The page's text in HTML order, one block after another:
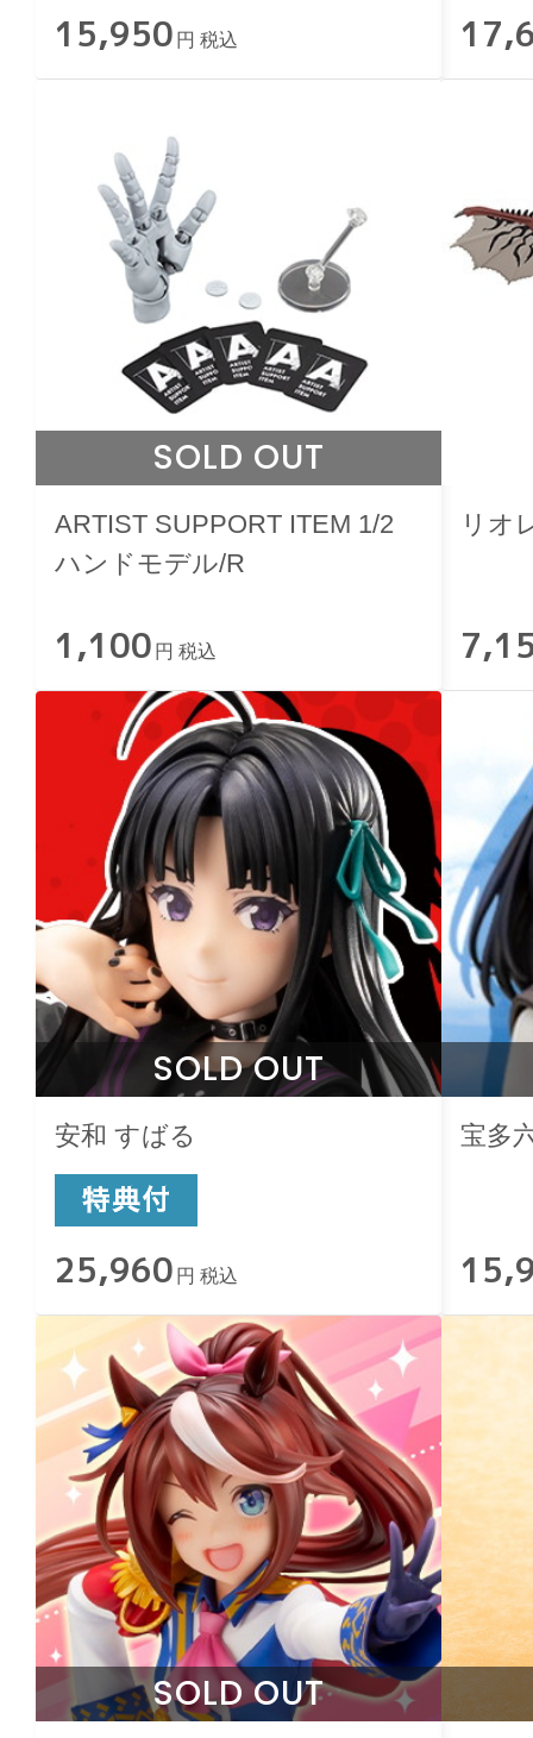
15,950 円 税込
SOLD OUT
ARTIST SUPPORT ITEM 1/2
ハンドモデル/R
1,100 円 税込
リオ
SOLD OUT
安和 すばる
25,960 円 税込
宝多
SOLD OUT